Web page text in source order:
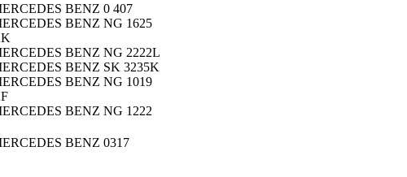
BENZ 0 407
BENZ NG 1625
BENZ NG 2222L
BENZ SK 3235K
BENZ NG 1019
BENZ NG 1222
BENZ 0317